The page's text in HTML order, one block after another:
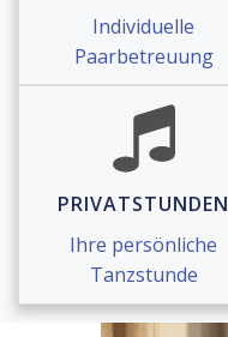
Individuelle
Paarbetreuung
PRIVATSTUNDEN
Ihre persönliche
Tanzstunde